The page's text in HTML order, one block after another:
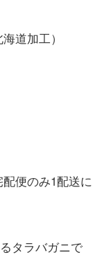
道加工）
便のみ1配送に
タラバガニで